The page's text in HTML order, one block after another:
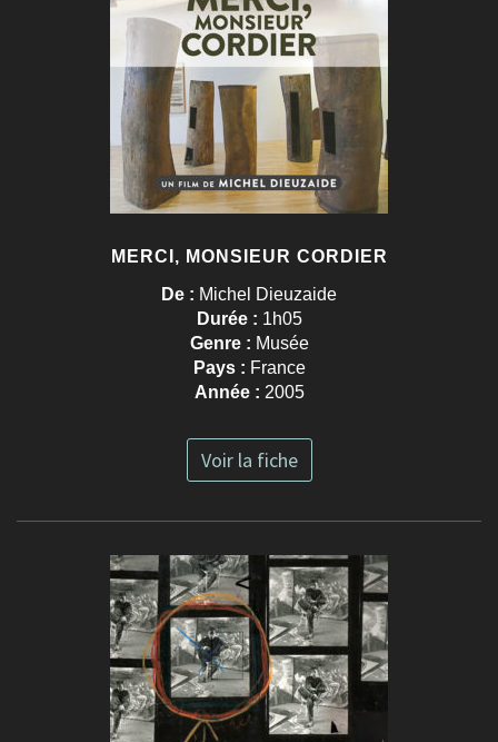
MERCI, MONSIEUR CORDIER
De : Michel Dieuzaide
Durée : 1h05
Genre : Musée
Pays : France
Année : 2005
Voir la fiche